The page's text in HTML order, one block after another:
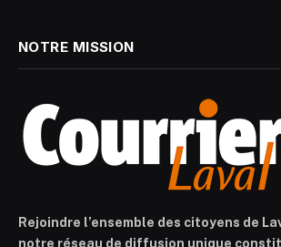
NOTRE MISSION
Rejoindre l’ensemble des citoyens de
notre réseau de diffusion unique